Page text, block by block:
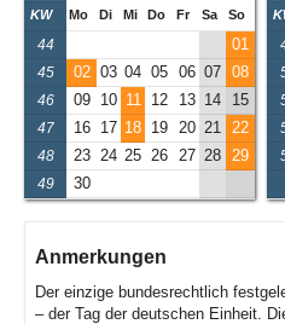
KW Mo Di Mi Do Fr Sa So
44 01
45 02 03 04 05 06 07 08
46 09 10 11 12 13 14 15
47 16 17 18 19 20 21 22
48 23 24 25 26 27 28 29
49 30
Anmerkungen
Der einzige bundesrechtlich
– der Tag der deutschen Einheit.